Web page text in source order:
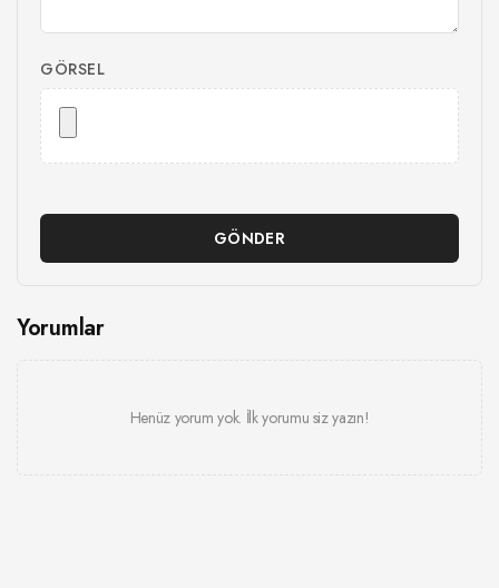
GÖRSEL
GÖNDER
Yorumlar
Henüz yorum yok. İlk yorumu siz yazın!